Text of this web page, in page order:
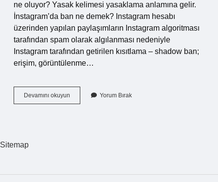
ne oluyor? Yasak kelimesi yasaklama anlamına gelir.
İnstagram’da ban ne demek? Instagram hesabı
üzerinden yapılan paylaşımların Instagram algoritması
tarafından spam olarak algılanması nedeniyle
Instagram tarafından getirilen kısıtlama – shadow ban;
erişim, görüntülenme…
Devamını okuyun
Neyin
Yorum Bırak
Sitemap